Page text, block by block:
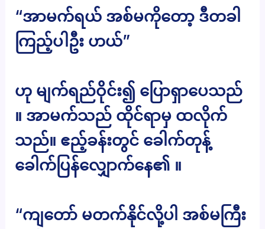
“အာမက်ရယ် အစ်မကိုတော့ ဒီတခါ
ကြည့်ပါဦး ဟယ်”
ဟု မျက်ရည်ဝိုင်း၍ ပြောရှာပေသည်
။ အာမက်သည် ထိုင်ရာမှ ထလိုက်
သည်။ ဧည့်ခန်းတွင် ခေါက်တုန့်
ခေါက်ပြန်လျှောက်နေ၏ ။
“ကျတော် မတက်နိုင်လို့ပါ အစ်မကြီး